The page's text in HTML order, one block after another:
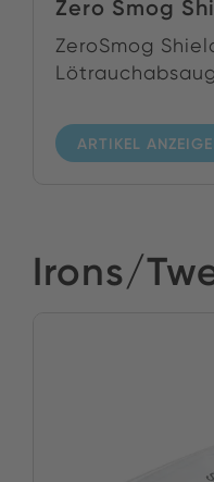
Zero Smog
ZeroSmog
ARTIKEL
Irons/